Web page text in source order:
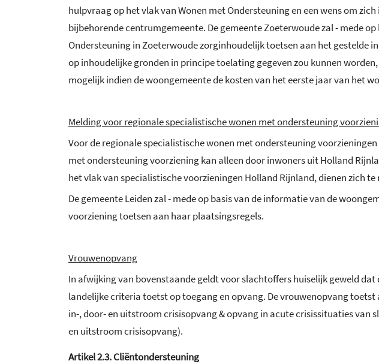
hulpvraag op het vlak van Wonen met Ondersteuning en een wens om
bijbehorende centrumgemeente. De gemeente Zoeterwoude zal - mede
Ondersteuning in Zoeterwoude zorginhoudelijk toetsen aan het gestelde
op inhoudelijke gronden in principe toelating gegeven zou kunnen
mogelijk indien de woongemeente de kosten van het eerste jaar van het
Melding voor regionale specialistische wonen met ondersteuning
Voor de regionale specialistische wonen met ondersteuning
met ondersteuning voorziening kan alleen door inwoners uit Holland
het vlak van specialistische voorzieningen Holland Rijnland, dienen zich
De gemeente Leiden zal - mede op basis van de informatie van de
voorziening toetsen aan haar plaatsingsregels.
Vrouwenopvang
In afwijking van bovenstaande geldt voor slachtoffers huiselijk geweld
landelijke criteria toetst op toegang en opvang. De vrouwenopvang
in-, door- en uitstroom crisisopvang & opvang in acute crisissituaties van
en uitstroom crisisopvang).
Artikel2.3.Cliëntondersteuning